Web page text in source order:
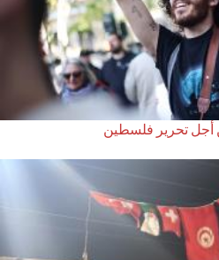
أجل تحرير فلسطين